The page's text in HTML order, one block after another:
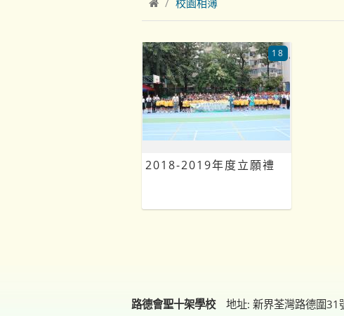
校園相簿
2018-2019年度立願禮
18
路德會聖十架學校 地址: 新界荃灣路德圍31